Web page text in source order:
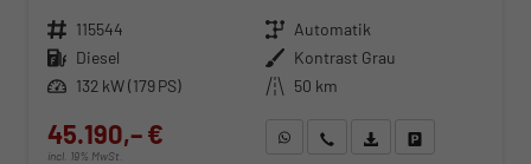
Fahrzeugnr. 115544 Getriebe Automatik
Kraftstoff Diesel Außenfarbe Kontrast Grau
Leistung 132 kW (179 PS) Kilometerstand 50 km
45.190,– €
incl. 19% MwSt.
WhatsApp anfragen
Wir rufen Sie anFahrzeugexposé (PDF)